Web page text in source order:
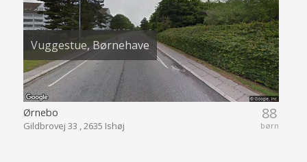
Vuggestue, Børnehave
88
børn
Ørnebo
Gildbrovej 33 , 2635 Ishøj